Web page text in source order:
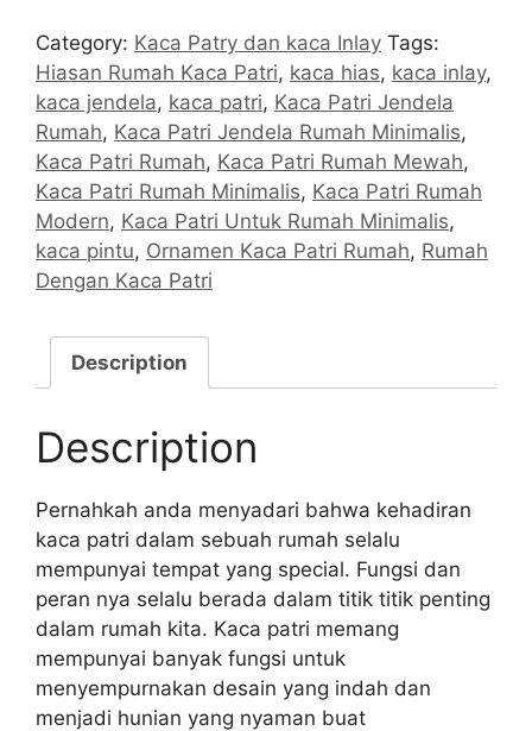
Category: Kaca Patry dan kaca Inlay Tags:
Hiasan Rumah Kaca Patri, kaca hias, kaca inlay,
kaca jendela, kaca patri, Kaca Patri Jendela
Rumah, Kaca Patri Jendela Rumah Minimalis,
Kaca Patri Rumah, Kaca Patri Rumah Mewah,
Kaca Patri Rumah Minimalis, Kaca Patri Rumah
Modern, Kaca Patri Untuk Rumah Minimalis,
kaca pintu, Ornamen Kaca Patri Rumah, Rumah
Dengan Kaca Patri
Description
Description
Pernahkah anda menyadari bahwa kehadiran
kaca patri dalam sebuah rumah selalu
mempunyai tempat yang special. Fungsi dan
peran nya selalu berada dalam titik titik penting
dalam rumah kita. Kaca patri memang
mempunyai banyak fungsi untuk
menyempurnakan desain yang indah dan
menjadi hunian yang nyaman buat